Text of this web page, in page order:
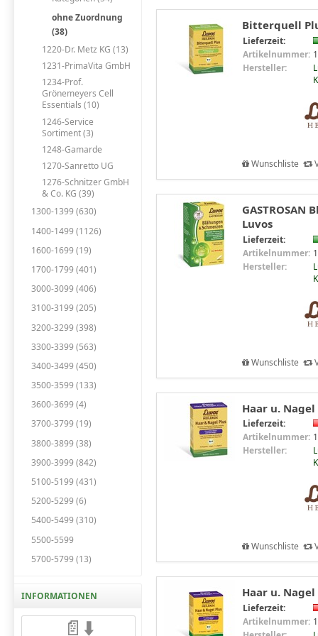
ohne Zuordnung
(38)
1220-Dr. Metz KG (13)
1231-PrimaVita GmbH
1234-Prof.
Grönemeyers Cell
Essentials (10)
1246-Service
Sortiment (3)
1248-Gamarde
1270-Sanretto UG
1276-Schnitzer GmbH
& Co. KG (39)
1300-1399 (630)
1400-1499 (1126)
1600-1699 (19)
1700-1799 (401)
3000-3099 (406)
3100-3199 (205)
3200-3299 (398)
3300-3399 (563)
3400-3499 (450)
3500-3599 (133)
3600-3699 (4)
3700-3799 (19)
3800-3899 (38)
3900-3999 (842)
5100-5199 (431)
5200-5299 (6)
5400-5499 (310)
5500-5599
5700-5799 (13)
INFORMATIONEN
📄⬇️
Bitterquell
Lieferzeit:
Artikelnummer:
Hersteller:
Wunschliste
GASTROSAN
Luvos
Lieferzeit:
Artikelnummer:
Hersteller:
Wunschliste
Haar u. Nagel
Lieferzeit:
Artikelnummer:
Hersteller:
Wunschliste
Haar u. Nagel
Lieferzeit:
Artikelnummer: